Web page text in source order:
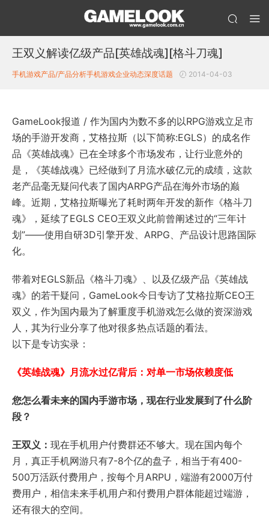
王双义解读亿级产品[英雄战魂][格斗刀魂]
手机游戏产品/产品分析手机游戏企业动态深度话题 2014-04-03
GameLook报道 / 作为国内为数不多的以RPG游戏立足市
场的手游开发商，艾格拉斯（以下简称:EGLS）的成名作
品《英雄战魂》已在全球多个市场发布，让行业意外的
是，《英雄战魂》已经做到了月流水破亿元的成绩，这款
老产品毫无疑问代表了国内ARPG产品在海外市场的巅
峰。近期，艾格拉斯曝光了耗时两年开发的新作《格斗刀
魂》，延续了EGLS CEO王双义此前曾阐述过的“三年计
划”——使用自研3D引擎开发、ARPG、产品设计思路国际
化。
带着对EGLS新品《格斗刀魂》、以及亿级产品《英雄战
魂》的若干疑问，GameLook今日专访了艾格拉斯CEO王
双义，作为国内最为了解重度手机游戏怎么做的资深游戏
人，其为行业分享了他对很多热点话题的看法。
以下是专访实录：
《英雄战魂》月流水过亿背后：对单一市场依赖度低
您怎么看未来的国内手游市场，现在行业发展到了什么阶
段？
王双义： 现在手机用户付费群还不够大。现在国内每个
月，真正手机网游只有7-8个亿的盘子，相当于有400-
500万活跃付费用户，按每个月ARPU，端游有2000万付
费用户，相信未来手机用户和付费用户群体能超过端游，
还有很大的空间。